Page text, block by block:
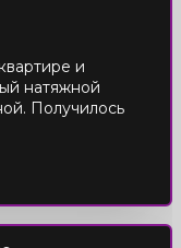
и
натяжной
Получилось